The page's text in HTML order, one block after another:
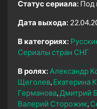
Статус сериала: Под
Дата выхода:
В категориях:
Сериалы стран СНГ
В ролях: Александр
Щеголев Екатерина
Германова Дмитрий
Валерий Сторожик